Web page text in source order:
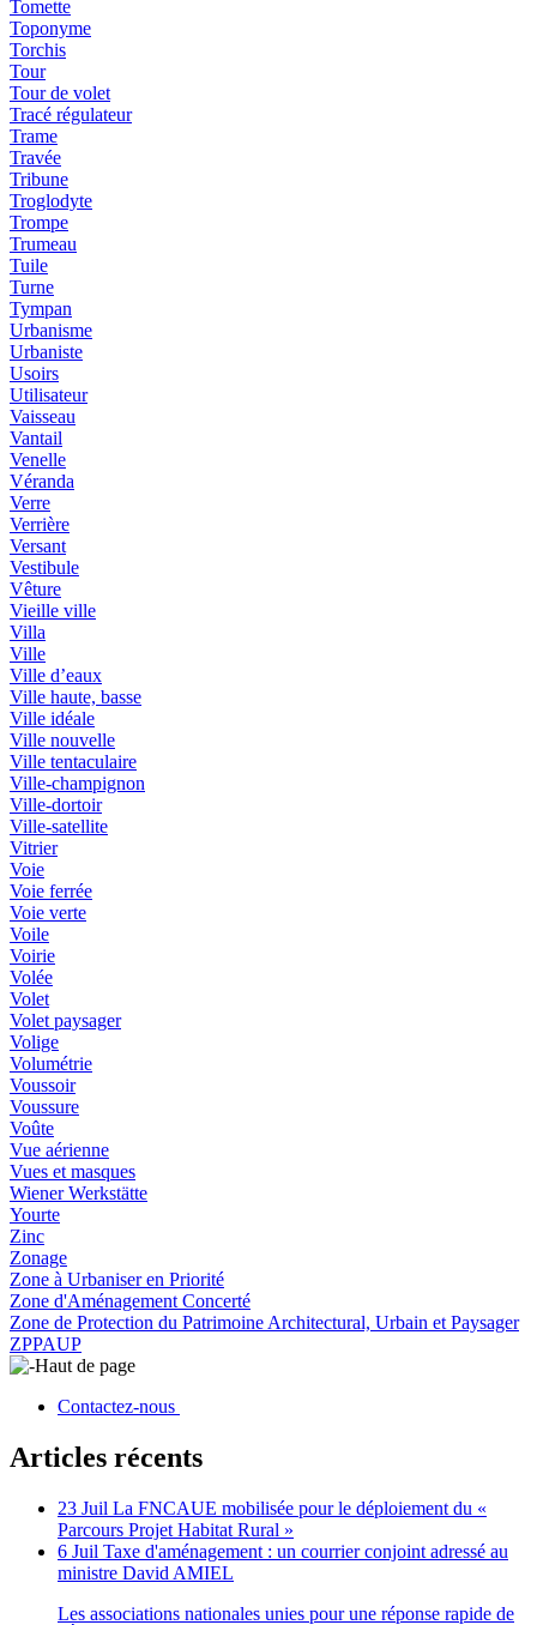
Tomette
Toponyme
Torchis
Tour
Tour de volet
Tracé régulateur
Trame
Travée
Tribune
Troglodyte
Trompe
Trumeau
Tuile
Turne
Tympan
Urbanisme
Urbaniste
Usoirs
Utilisateur
Vaisseau
Vantail
Venelle
Véranda
Verre
Verrière
Versant
Vestibule
Vêture
Vieille ville
Villa
Ville
Ville d’eaux
Ville haute, basse
Ville idéale
Ville nouvelle
Ville tentaculaire
Ville-champignon
Ville-dortoir
Ville-satellite
Vitrier
Voie
Voie ferrée
Voie verte
Voile
Voirie
Volée
Volet
Volet paysager
Volige
Volumétrie
Voussoir
Voussure
Voûte
Vue aérienne
Vues et masques
Wiener Werkstätte
Yourte
Zinc
Zonage
Zone à Urbaniser en Priorité
Zone d'Aménagement Concerté
Zone de Protection du Patrimoine Architectural, Urbain et Paysager
ZPPAUP
Haut de page
Contactez-nous
Articles récents
23 Juil La FNCAUE mobilisée pour le déploiement du «
Parcours Projet Habitat Rural »
6 Juil Taxe d'aménagement : un courrier conjoint adressé au
ministre David AMIEL
Les associations nationales unies pour une réponse rapide de